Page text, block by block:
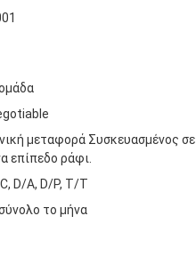
μεταφορά Συσκευασμένος σε
επίπεδο ράφι.
D/A, D/P, T/T
το μήνα